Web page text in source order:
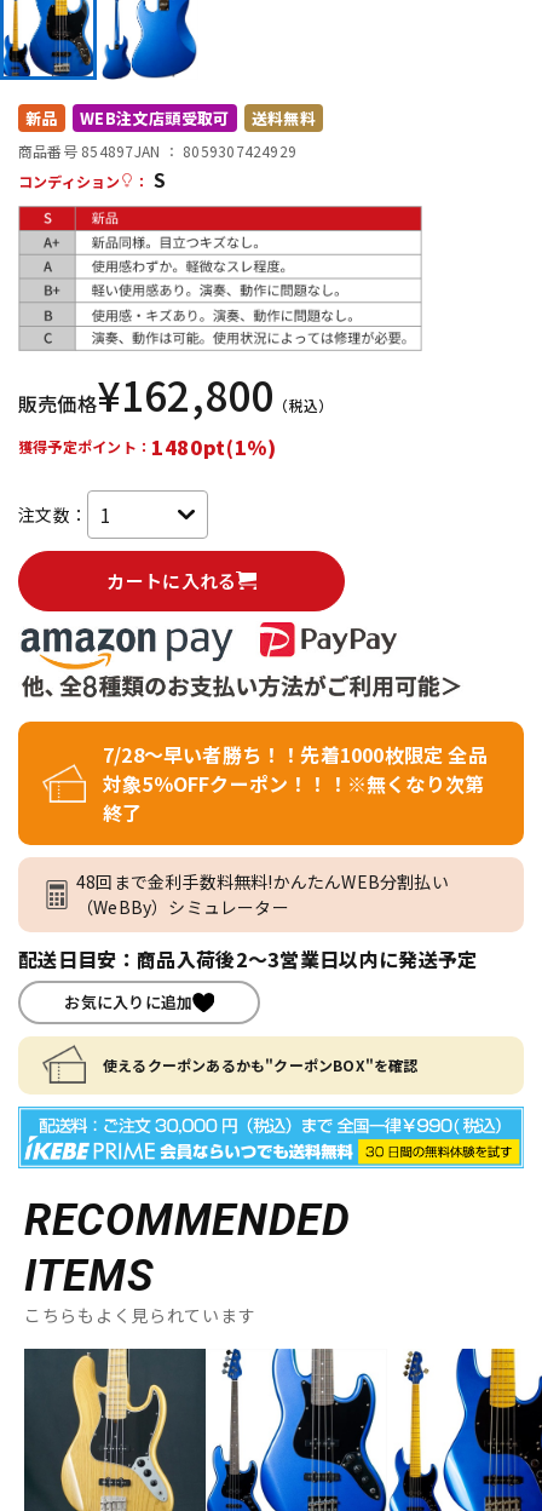
DTM オンライン納品
配信/ライブ機器
中古 ヴィンテージ
新品 WEB注文店頭受取可 送料無料
商品番号 854897JAN ： 8059307424929
コンディション
： S
販売価格¥162,800 （税込）
獲得予定ポイント： 1480pt(1%)
注文数：
カートに入れる
7/28～早い者勝ち！！先着1000枚限定 全品
対象5％OFFクーポン！！！※無くなり次第
終了
48回まで金利手数料無料!かんたんWEB分割払い
（WeBBy）シミュレーター
配送日目安：商品入荷後2～3営業日以内に発送予定
お気に入りに追加
使えるクーポンあるかも"クーポンBOX"を確認
RECOMMENDED
ITEMS
こちらもよく見られています